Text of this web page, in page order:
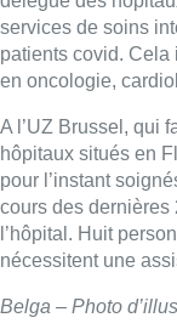
services de soins
patients covid. Cela
en oncologie,
A l’UZ Brussel, qui
hôpitaux situés en
pour l’instant
cours des dernières
l’hôpital. Huit
nécessitent une
Belga – Photo